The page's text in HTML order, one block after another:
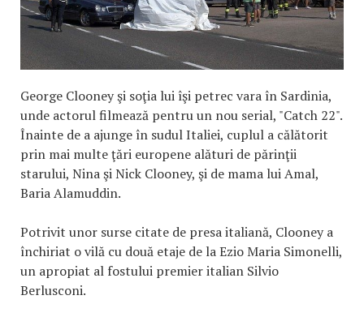
George Clooney şi soţia lui îşi petrec vara în Sardinia,
unde actorul filmează pentru un nou serial, "Catch 22".
Înainte de a ajunge în sudul Italiei, cuplul a călătorit
prin mai multe ţări europene alături de părinţii
starului, Nina şi Nick Clooney, şi de mama lui Amal,
Baria Alamuddin.
Potrivit unor surse citate de presa italiană, Clooney a
închiriat o vilă cu două etaje de la Ezio Maria Simonelli,
un apropiat al fostului premier italian Silvio
Berlusconi.